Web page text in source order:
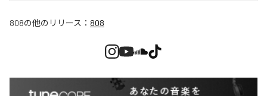
808の他のリリース： 808